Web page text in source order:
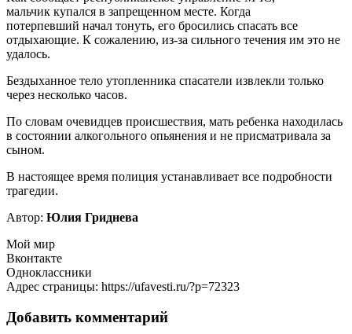
мальчик купался в запрещенном месте. Когда
потерпевший начал тонуть, его бросились спасать все
отдыхающие. К сожалению, из-за сильного течения им это не
удалось.
Бездыханное тело утопленника спасатели извлекли только
через несколько часов.
По словам очевидцев происшествия, мать ребенка находилась
в состоянии алкогольного опьянения и не присматривала за
сыном.
В настоящее время полиция устанавливает все подробности
трагедии.
Автор: Юлия Гриднева
Мой мир
Вконтакте
Одноклассники
Адрес страницы: https://ufavesti.ru/?p=72323
Добавить комментарий